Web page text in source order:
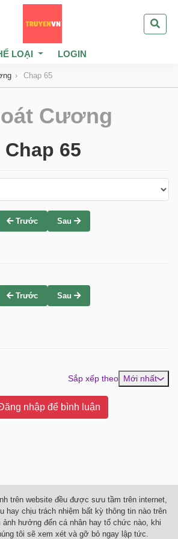
LOẠI LOGIN
Chap 65
Cương
Chap 65
Trước Sau
Trước Sau
Sắp xếp theo Mới nhất
nhập để bình luận
trên website đều được sưu tầm trên internet,
hay chịu trách nhiệm bất kỳ thông tin nào trên
ảnh hưởng đến cá nhân hay tổ chức nào, khi
tôi sẽ xem xét và gỡ bỏ ngay lập tức.